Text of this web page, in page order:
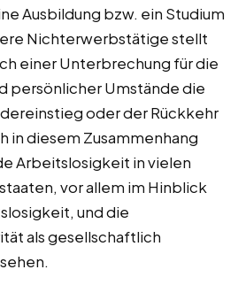
Ausbildung bzw. ein Studium
Nichterwerbstätige stellt
einer Unterbrechung für die
persönlicher Umstände die
oder der Rückkehr
in diesem Zusammenhang
Arbeitslosigkeit in vielen
vor allem im Hinblick
und die
als gesellschaftlich